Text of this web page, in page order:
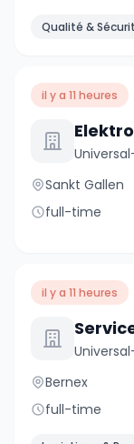
Qualité &
il y a 11 heures
Sankt Gallen
full-time
il y a 11 heures
Bernex
full-time